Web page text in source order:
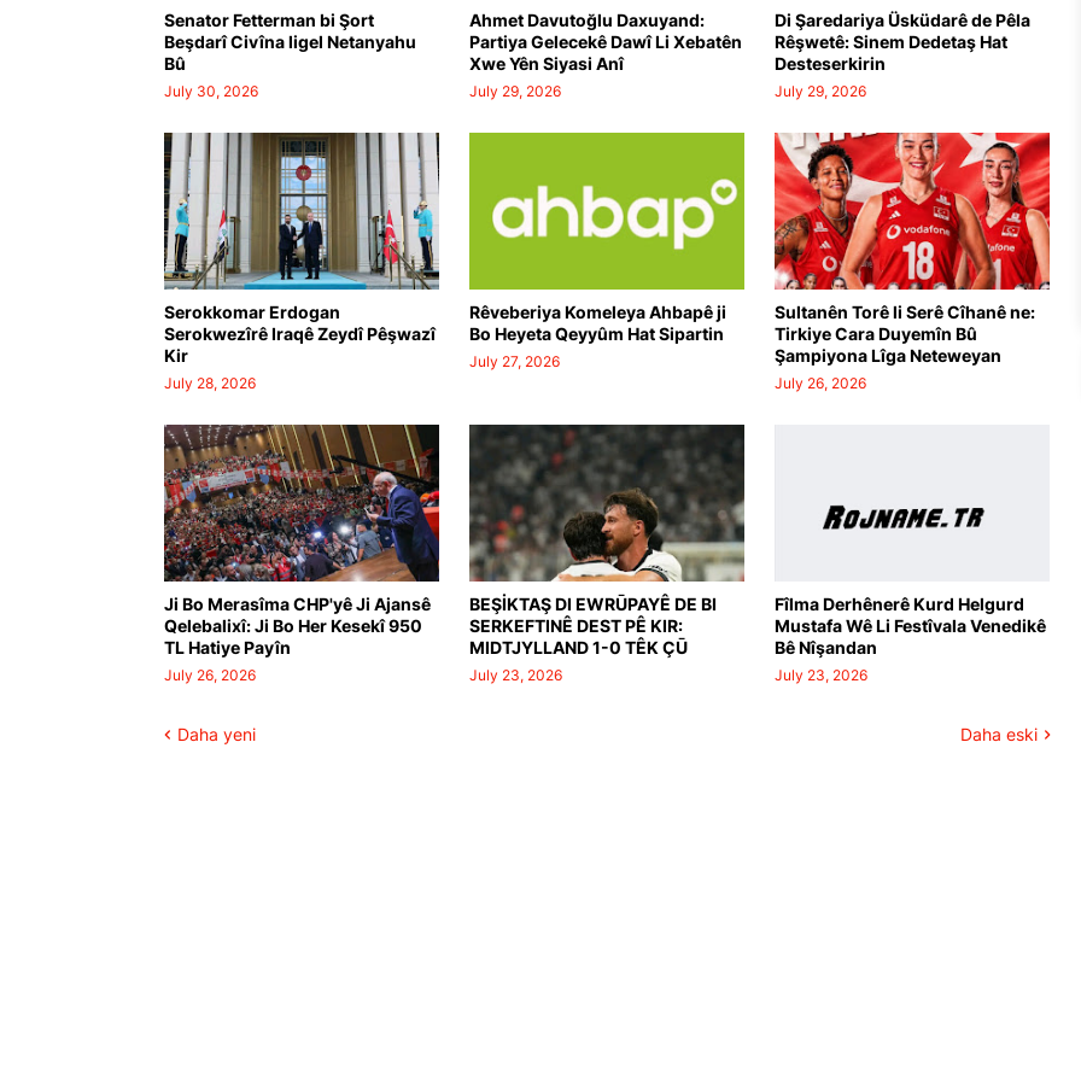
Senator Fetterman bi Şort
Beşdarî Civîna ligel Netanyahu
Bû
July 30, 2026
Ahmet Davutoğlu Daxuyand:
Partiya Gelecekê Dawî Li Xebatên
Xwe Yên Siyasi Anî
July 29, 2026
Di Şaredariya Üsküdarê de Pêla
Rêşwetê: Sinem Dedetaş Hat
Desteserkirin
July 29, 2026
Serokkomar Erdogan
Serokwezîrê Iraqê Zeydî Pêşwazî
Kir
July 28, 2026
Rêveberiya Komeleya Ahbapê ji
Bo Heyeta Qeyyûm Hat Sipartin
July 27, 2026
Sultanên Torê li Serê Cîhanê ne:
Tirkiye Cara Duyemîn Bû
Şampiyona Lîga Neteweyan
July 26, 2026
Ji Bo Merasîma CHP'yê Ji Ajansê
Qelebalixî: Ji Bo Her Kesekî 950
TL Hatiye Payîn
July 26, 2026
BEŞİKTAŞ DI EWRŪPAYÊ DE BI
SERKEFTINÊ DEST PÊ KIR:
MIDTJYLLAND 1-0 TÊK ÇŪ
July 23, 2026
Fîlma Derhênerê Kurd Helgurd
Mustafa Wê Li Festîvala Venedikê
Bê Nîşandan
July 23, 2026
Daha yeni Daha eski
PÊŞNIYARA QANÛNA ÇARÇOVEYÊ JI SEROKATIYA TBMMÊ RE HAT PÊŞKÊŞKIRIN | İBB ALO